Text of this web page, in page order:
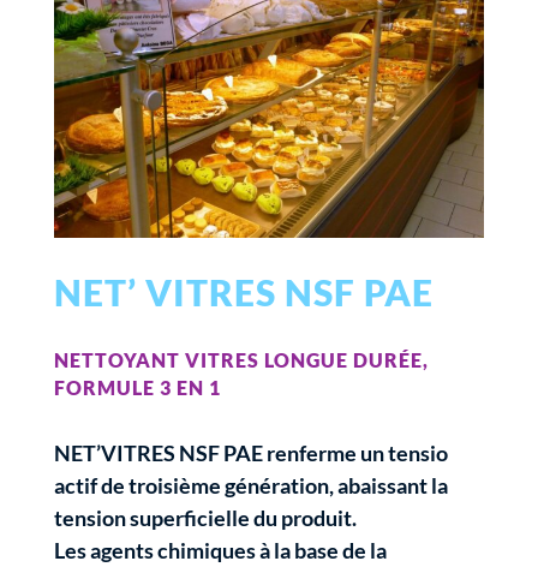
NET’ VITRES NSF PAE
NETTOYANT VITRES LONGUE DURÉE,
FORMULE 3 EN 1
NET’VITRES NSF PAE renferme un tensio
actif de troisième génération, abaissant la
tension superficielle du produit.
Les agents chimiques à la base de la